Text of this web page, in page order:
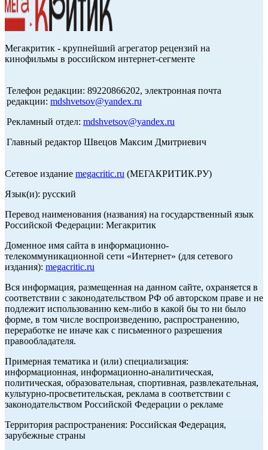
Мегакритик - крупнейший агрегатор рецензий на
кинофильмы в российском интернет-сегменте
Телефон редакции: 89220866202, электронная почта
редакции: mdshvetsov@yandex.ru
Рекламный отдел: mdshvetsov@yandex.ru
Главный редактор Швецов Максим Дмитриевич
Сетевое издание megacritic.ru (МЕГАКРИТИК.РУ)
Язык(и): русский
Перевод наименования (названия) на государственный язык
Российской Федерации: Мегакритик
Доменное имя сайта в информационно-
телекоммуникационной сети «Интернет» (для сетевого
издания): megacritic.ru
Вся информация, размещенная на данном сайте, охраняется в
соответствии с законодательством РФ об авторском праве и не
подлежит использованию кем-либо в какой бы то ни было
форме, в том числе воспроизведению, распространению,
переработке не иначе как с письменного разрешения
правообладателя.
Примерная тематика и (или) специализация:
информационная, информационно-аналитическая,
политическая, образовательная, спортивная, развлекательная,
культурно-просветительская, реклама в соответствии с
законодательством Российской Федерации о рекламе
Территория распространения: Российская Федерация,
зарубежные страны